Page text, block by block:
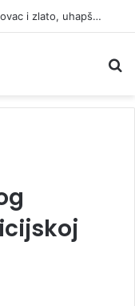
Lažni doktor prevario Vranjanke za novac i zlato, uhapšen osumnjičeni